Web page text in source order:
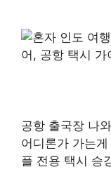
공항 출국장 나
어디론가 가는
플 전용 택시 승